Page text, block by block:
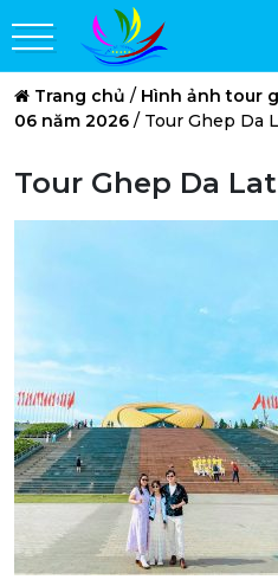
Trang chủ / Hình ảnh tour
06 năm 2026 / Tour Ghep Da
Tour Ghep Da Lat